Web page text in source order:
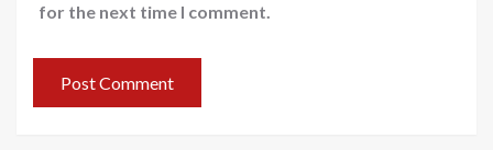
for the next time I comment.